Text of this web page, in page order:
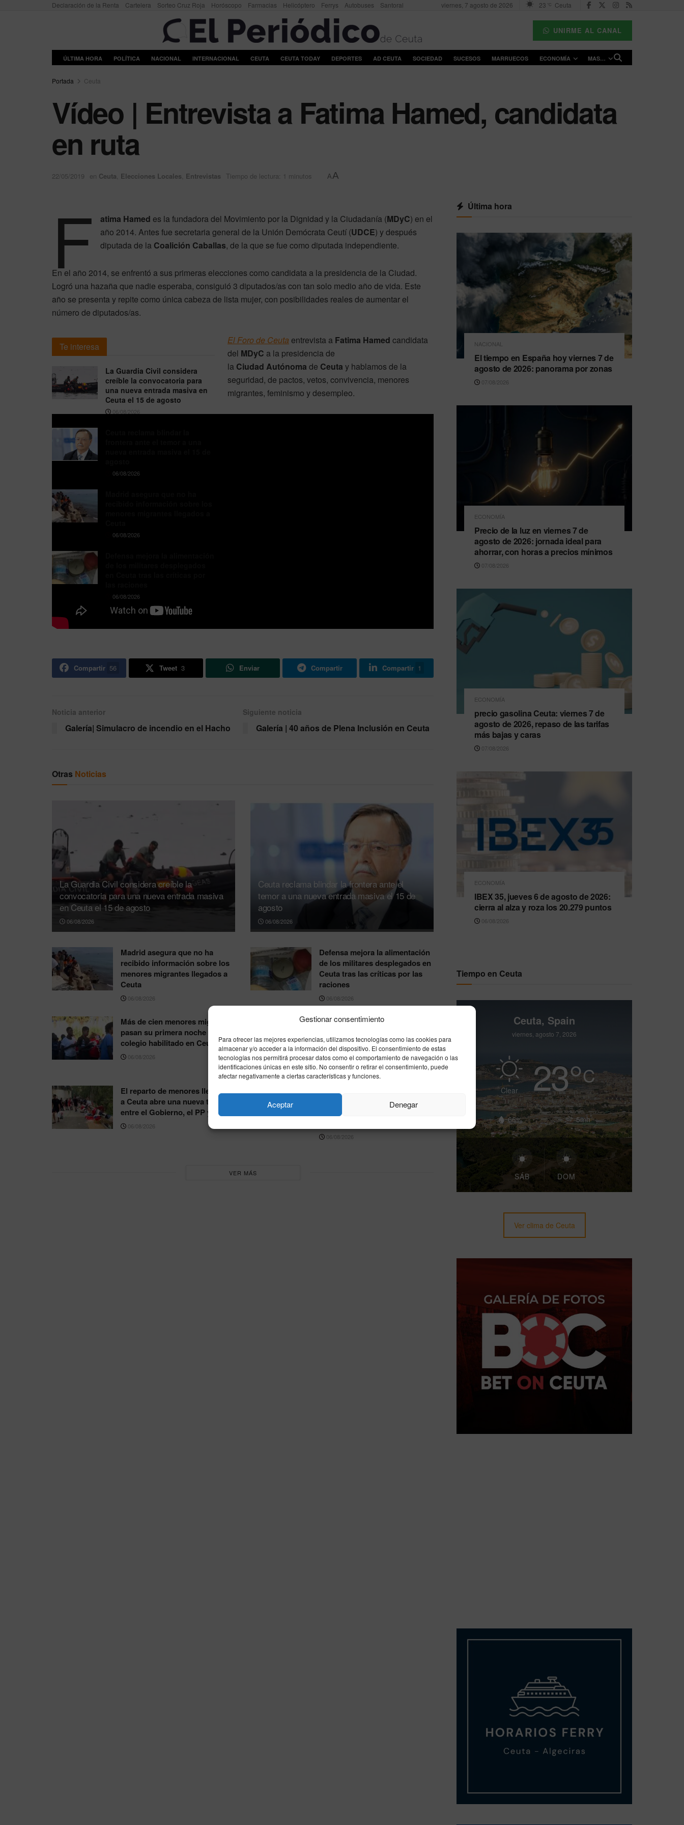
Gestionar consentimiento
Para ofrecer las mejores experiencias, utilizamos tecnologías como las cookies para
almacenar y/o acceder a la información del dispositivo. El consentimiento de estas
tecnologías nos permitirá procesar datos como el comportamiento de navegación o las
identificaciones únicas en este sitio. No consentir o retirar el consentimiento, puede
afectar negativamente a ciertas características y funciones.
Aceptar Denegar
Declaración de la Renta Cartelera Sorteo Cruz Roja Horóscopo Farmacias Helicóptero Ferrys Autobuses Santoral viernes, 7 agosto de 2026 23 °C Ceuta
UNIRME AL CANAL
ÚLTIMA HORA POLÍTICA NACIONAL INTERNACIONAL CEUTA CEUTA TODAY DEPORTES AD CEUTA SOCIEDAD SUCESOS MARRUECOS ECONOMÍA MAS…
Portada Ceuta
Vídeo | Entrevista a Fatima Hamed, candidata
en ruta
22/05/2019 en Ceuta, Elecciones Locales, Entrevistas Tiempo de lectura: 1 minutos AA
F atima Hamed es la fundadora del Movimiento por la Dignidad y la Ciudadanía (MDyC) en el
año 2014. Antes fue secretaria general de la Unión Demócrata Ceutí (UDCE) y después
diputada de la Coalición Caballas, de la que se fue como diputada independiente.
En el año 2014, se enfrentó a sus primeras elecciones como candidata a la presidencia de la Ciudad.
Logró una hazaña que nadie esperaba, consiguió 3 diputados/as con tan solo medio año de vida. Este
año se presenta y repite como única cabeza de lista mujer, con posibilidades reales de aumentar el
número de diputados/as.
Te interesa
La Guardia Civil considera
creíble la convocatoria para
una nueva entrada masiva en
Ceuta el 15 de agosto
06/08/2026
06/08/2026
06/08/2026
06/08/2026
El Foro de Ceuta entrevista a Fatima Hamed candidata
del MDyC a la presidencia de
la Ciudad Autónoma de Ceuta y hablamos de la
seguridad, de pactos, vetos, convivencia, menores
migrantes, feminismo y desempleo.
Compartir 56 Tweet 3 Enviar Compartir Compartir 1
Noticia anterior
Galería| Simulacro de incendio en el Hacho
Siguiente noticia
Galería | 40 años de Plena Inclusión en Ceuta
Otras Noticias
La Guardia Civil considera creíble la
convocatoria para una nueva entrada masiva
en Ceuta el 15 de agosto
06/08/2026
Ceuta reclama blindar la frontera ante el
temor a una nueva entrada masiva el 15 de
agosto
06/08/2026
Madrid asegura que no ha
recibido información sobre los
menores migrantes llegados a
Ceuta
06/08/2026
Defensa mejora la alimentación
de los militares desplegados en
Ceuta tras las críticas por las
raciones
06/08/2026
Más de cien menores migrantes
pasan su primera noche en un
colegio habilitado en Ceuta
06/08/2026
El PP exige habilitar el
agosto por la crisis migratoria
de Ceuta
06/08/2026
El reparto de menores llegados
a Ceuta abre una nueva tensión
entre el Gobierno, el PP y Vox
06/08/2026
Las llegadas irregulares a Ceuta
crecen un 164% en 2026, sin
contar la entrada masiva de
06/08/2026
VER MÁS
Última hora
NACIONAL
El tiempo en España hoy viernes 7 de
agosto de 2026: panorama por zonas
07/08/2026
ECONOMÍA
Precio de la luz en viernes 7 de
agosto de 2026: jornada ideal para
ahorrar, con horas a precios mínimos
07/08/2026
ECONOMÍA
precio gasolina Ceuta: viernes 7 de
agosto de 2026, repaso de las tarifas
más bajas y caras
07/08/2026
ECONOMÍA
IBEX 35, jueves 6 de agosto de 2026:
cierra al alza y roza los 20.279 puntos
06/08/2026
Tiempo en Ceuta
Ceuta, Spain
viernes, agosto 7, 2026
Clear 23°C
66% 5mh
SÁB DOM
Ver clima de Ceuta